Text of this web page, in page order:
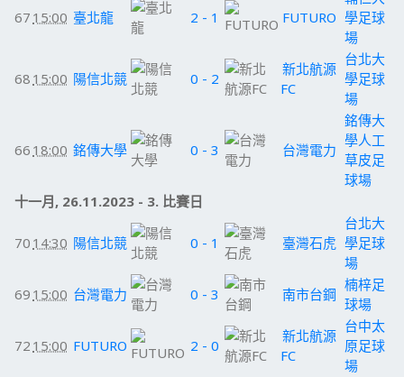
67 15:00 臺北龍 2 - 1 FUTURO 學足球
場
68 15:00 陽信北競 0 - 2
新北航源
FC
台北大
學足球
場
66 18:00 銘傳大學 0 - 3 台灣電力
銘傳大
學人工
草皮足
球場
十一月, 26.11.2023 - 3. 比賽日
70 14:30 陽信北競 0 - 1 臺灣石虎
台北大
學足球
場
69 15:00 台灣電力 0 - 3 南市台鋼
楠梓足
球場
72 15:00 FUTURO 2 - 0
新北航源
FC
台中太
原足球
場